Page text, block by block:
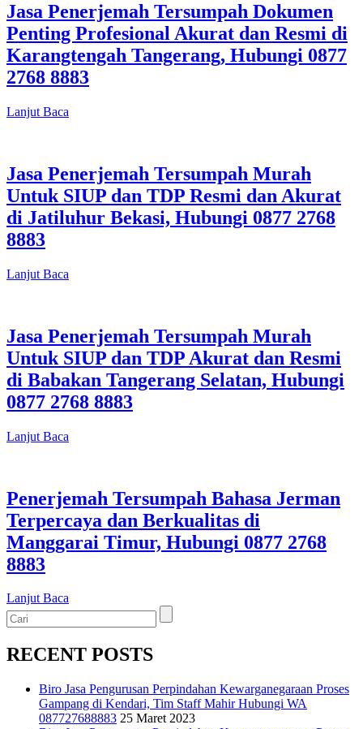
Jasa Penerjemah Tersumpah Dokumen
Penting Profesional Akurat dan Resmi di
Karangtengah Tangerang, Hubungi 0877
2768 8883
Lanjut Baca
Jasa Penerjemah Tersumpah Murah
Untuk SIUP dan TDP Resmi dan Akurat
di Jatiluhur Bekasi, Hubungi 0877 2768
8883
Lanjut Baca
Jasa Penerjemah Tersumpah Murah
Untuk SIUP dan TDP Akurat dan Resmi
di Babakan Tangerang Selatan, Hubungi
0877 2768 8883
Lanjut Baca
Penerjemah Tersumpah Bahasa Jerman
Terpercaya dan Berkualitas di
Manggarai Timur, Hubungi 0877 2768
8883
Lanjut Baca
RECENT POSTS
Biro Jasa Pengurusan Perpindahan Kewarganegaraan Proses
Gampang di Kendari, Tim Staff Mahir Hubungi WA
087727688883 25 Maret 2023